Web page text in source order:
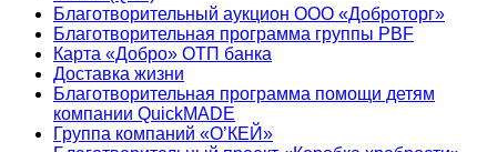
Благотворительный аукцион ООО «Доброторг»
Благотворительная программа группы PBF
Карта «Добро» ОТП банка
Доставка жизни
Благотворительная программа помощи детям
компании QuickMADE
Группа компаний «О’КЕЙ»